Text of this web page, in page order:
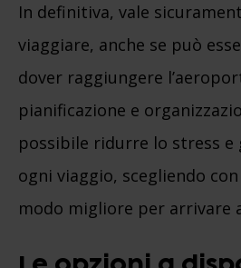
In definitiva, vale
viaggiare, anche se può
dover raggiungere
pianificazione e
possibile ridurre lo stress e
ogni viaggio, scegliendo
modo migliore per arrivare